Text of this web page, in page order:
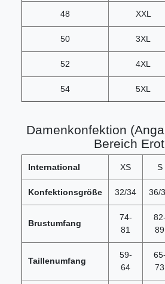
48 XXL
50 3XL
52 4XL
54 5XL
Damenkonfektion
Bereich
International XS S
Konfektionsgröße 32/34 36/
Brustumfang
74-
81
82-
89
Taillenumfang
59-
64
65-
73